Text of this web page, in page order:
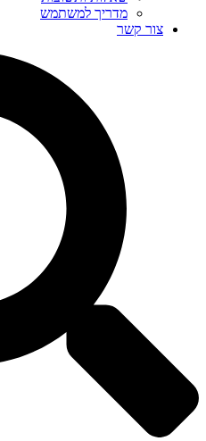
מדריך למשתמש
צור קשר